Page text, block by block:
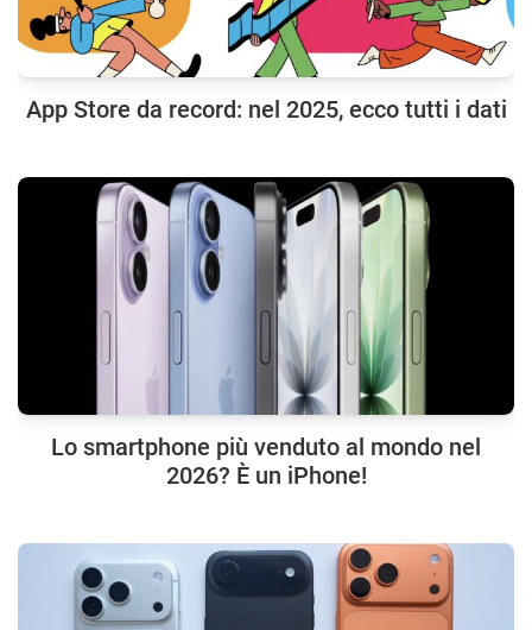
App Store da record: nel 2025, ecco tutti i dati
Lo smartphone più venduto al mondo nel
2026? È un iPhone!